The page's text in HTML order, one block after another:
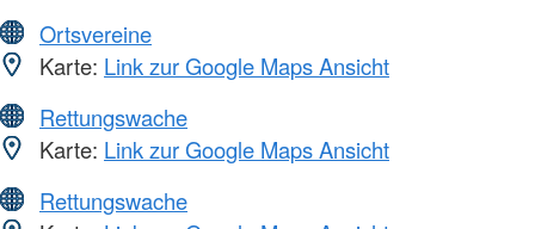
Ortsvereine
Karte: Link zur Google Maps Ansicht
Rettungswache
Karte: Link zur Google Maps Ansicht
Rettungswache